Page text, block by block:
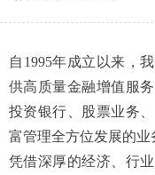
自1995年成立以来，
供高质量金融增值服
投资银行、股票业务
富管理全方位发展的业
凭借深厚的经济、行